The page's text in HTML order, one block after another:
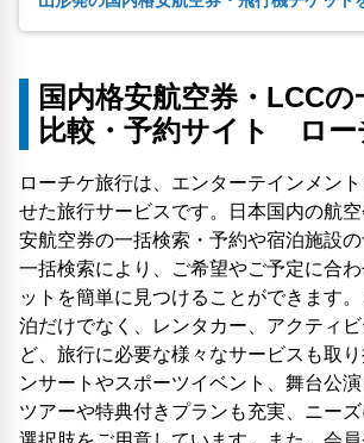
国内格安航空券・LCCの
比較・予約サイト ロー
ローチケ旅行は、エンターテインメン
せた旅行サービスです。日本国内の航
安航空券の一括検索・予約や宿泊施設の
一括検索により、ご希望やご予定に合
ットを簡単に見つけることができます
泊だけでなく、レンタカー、アクティ
ど、旅行に必要な様々なサービスも取
ンサートやスポーツイベント、舞台公
ツアーや特典付きプランも充実、ニー